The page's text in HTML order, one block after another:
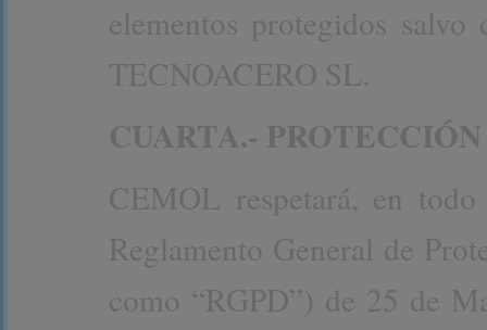
elementos protegidos
TECNOACERO SL.
CUARTA.-
CEMOL respetará, en
Reglamento General de
como “RGPD”) de 25 de